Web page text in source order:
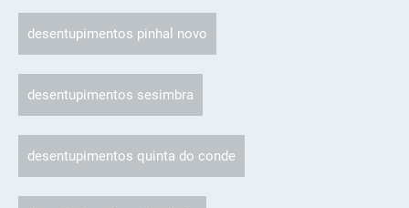
desentupimentos pinhal novo
desentupimentos sesimbra
desentupimentos quinta do conde